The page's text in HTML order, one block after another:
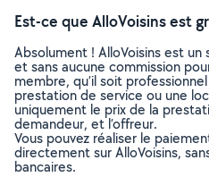
Est-ce que AlloVoisins est
Absolument ! AlloVoisins est
et sans aucune commission
membre, qu’il soit
prestation de service ou une
uniquement le prix de la
demandeur, et l’offreur.
Vous pouvez réaliser le
directement sur AlloVoisins,
bancaires.